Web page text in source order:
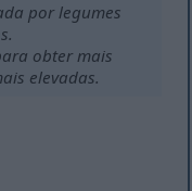
por legumes
obter mais
elevadas.